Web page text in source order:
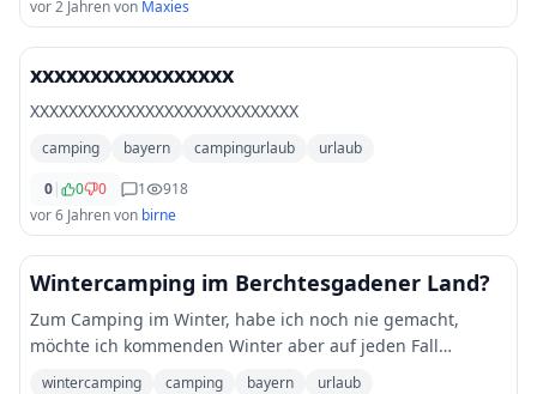
vor 2 Jahrenvon Maxies
xxxxxxxxxxxxxxxxx
XXXXXXXXXXXXXXXXXXXXXXXXXXXX
camping bayern campingurlaub
urlaub
0| 0 0 1
918
vor 6 Jahrenvon birne
Wintercamping im Berchtesgadener Land?
Zum Camping im Winter, habe ich noch nie gemacht,
möchte ich kommenden Winter aber auf jeden Fall
machen. Wie man an der Frage schon erkennen kann, soll
wintercamping camping bayern urlaub